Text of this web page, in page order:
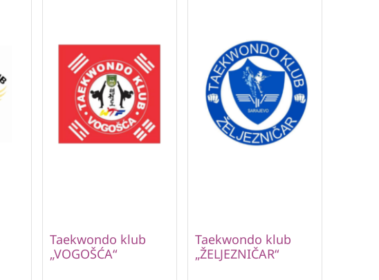
Taekwondo klub
„VOGOŠĆA“
Taekwondo klub
„ŽELJEZNIČAR“